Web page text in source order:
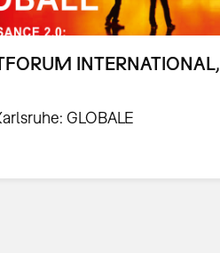
INTERNATIONAL,
GLOBALE